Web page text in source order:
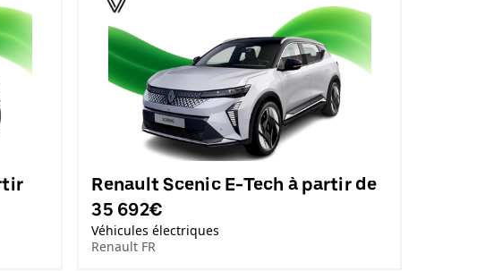
Renault Scenic E-Tech à partir de
35 692€
Véhicules électriques
Renault FR